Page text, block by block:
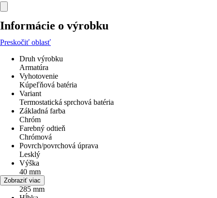
Informácie o výrobku
Preskočiť oblasť
Druh výrobku
Armatúra
Vyhotovenie
Kúpeľňová batéria
Variant
Termostatická sprchová batéria
Základná farba
Chróm
Farebný odtieň
Chrómová
Povrch/povrchová úprava
Lesklý
Výška
40 mm
Šírka
285 mm
Zobraziť viac